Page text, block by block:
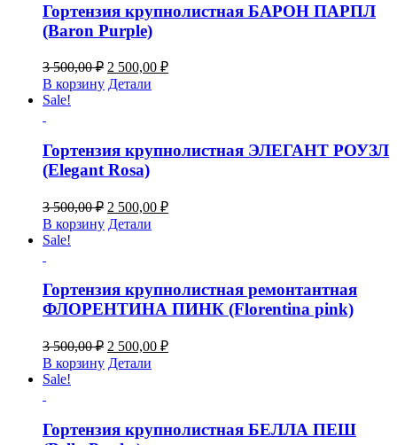
Гортензия крупнолистная БАРОН ПАРПЛ
(Baron Purple)
3 500,00₽ Первоначальная
цена
составляла
2 500,00 ₽Текущая
В корзину Детали
Sale!
Гортензия крупнолистная ЭЛЕГАНТ РОУЗЛ
(Elegant Rosa)
3 500,00₽ Первоначальная
цена
составляла
2 500,00 ₽Текущая
В корзину Детали
Sale!
Гортензия крупнолистная ремонтантная
ФЛОРЕНТИНА ПИНК (Florentina pink)
3 500,00₽ Первоначальная
цена
составляла
2 500,00 ₽Текущая
В корзину Детали
Sale!
Гортензия крупнолистная БЕЛЛА ПЕШ